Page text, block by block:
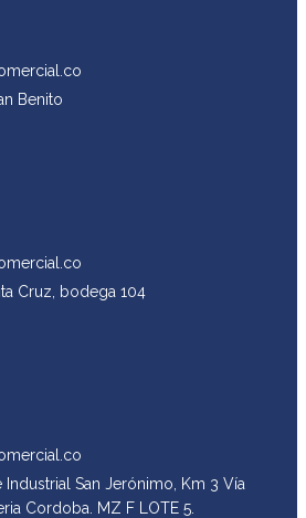
Benito
Cruz, bodega 104
San Jerónimo, Km 3 Vía
Cordoba. MZ F LOTE 5.